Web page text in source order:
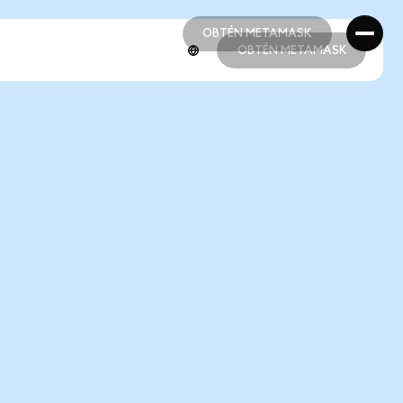
OBTÉN METAMASK
OBTÉN METAMASK
OBTÉN METAMASK